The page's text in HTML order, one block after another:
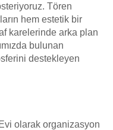
Tören
hem estetik bir
karelerinde arka plan
bulunan
destekleyen
olarak organizasyon